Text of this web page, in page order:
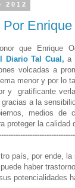
2012
que Enrique
Diario Tal Cual, a
volcadas a
menor y por lo
y gratificante
a la
medios de
proteger la calidad
país, por ende,
haber
potencialidades